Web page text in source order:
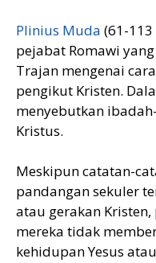
Plinius Muda (61-
pejabat Romawi
Trajan mengenai
pengikut Kristen.
menyebutkan
Kristus.
Meskipun catatan-
pandangan sekuler
atau gerakan
mereka tidak
kehidupan Yesus